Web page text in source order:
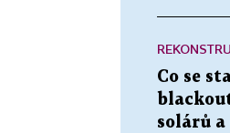
Co se
solárů a